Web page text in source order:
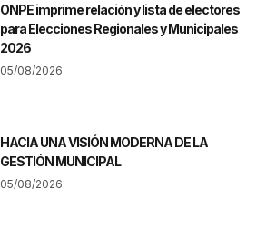
ONPE imprime relación y lista de electores
para Elecciones Regionales y Municipales
2026
05/08/2026
HACIA UNA VISIÓN MODERNA DE LA
GESTIÓN MUNICIPAL
05/08/2026